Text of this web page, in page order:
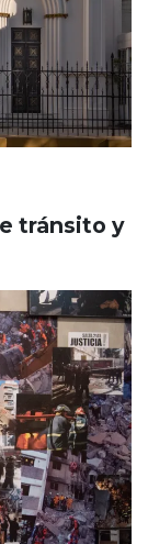
tránsito y